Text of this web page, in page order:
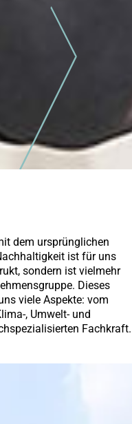
dem ursprünglichen
ist für uns
sondern ist vielmehr
Dieses
viele Aspekte: vom
, Umwelt- und
Fachkraft.